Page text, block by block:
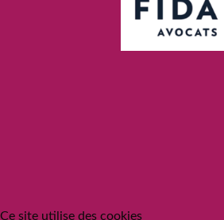
Ce site utilise des cookies